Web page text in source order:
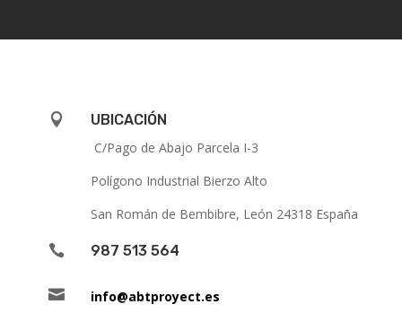

UBICACIÓN
C/Pago de Abajo Parcela I-3
Polígono Industrial Bierzo Alto
San Román de Bembibre, León 24318 España
 987 513 564
 info@abtproyect.es